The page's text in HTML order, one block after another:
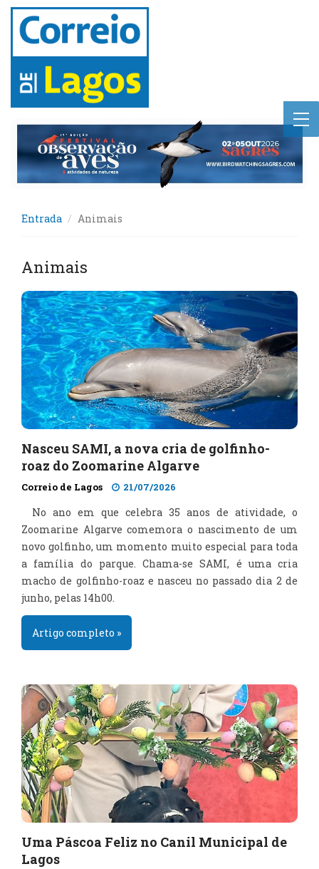
Entrada Animais
Animais
Nasceu SAMI, a nova cria de golfinho-
roaz do Zoomarine Algarve
Correio de Lagos 21/07/2026
No ano em que celebra 35 anos de atividade, o
Zoomarine Algarve comemora o nascimento de um
novo golfinho, um momento muito especial para toda
a família do parque. Chama-se SAMI, é uma cria
macho de golfinho-roaz e nasceu no passado dia 2 de
junho, pelas 14h00.
Artigo completo »
Uma Páscoa Feliz no Canil Municipal de
Lagos